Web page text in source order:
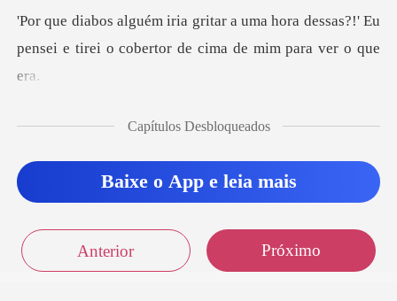
Sair
hora dessas?!' Eu
pensei e tirei o cobe
uvi mais
blemas sérios." Corri para
Capítulos Desbloqueados
Baixe o App e leia mais
Anterior Próximo